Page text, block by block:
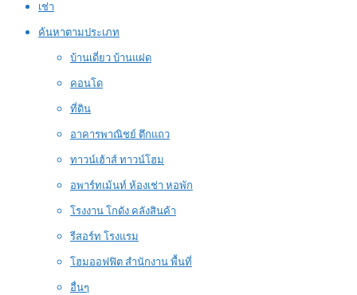
เช่า
ค้นหาตามประเภท
บ้านเดี่ยว บ้านแฝด
คอนโด
ที่ดิน
อาคารพาณิชย์ ตึกแถว
ทาวน์เฮ้าส์ ทาวน์โฮม
อพาร์ทเม้นท์ ห้องเช่า หอพัก
โรงงาน โกดัง คลังสินค้า
รีสอร์ท โรงแรม
โฮมออฟฟิต สำนักงาน พื้นที่
อื่นๆ